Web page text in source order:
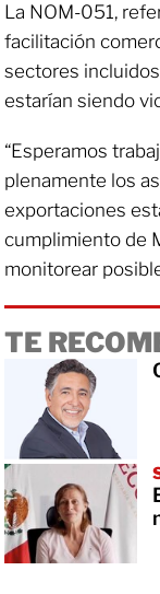
La NOM-051,
facilitación
sectores
estarían siendo
“Esperamos
plenamente los
exportaciones
cumplimiento de
monitorear
TE